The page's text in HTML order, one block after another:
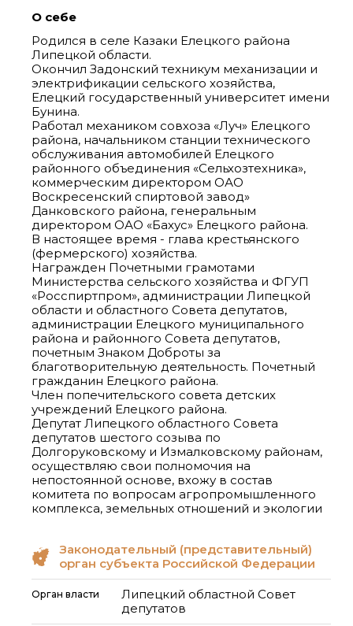
О себе
Родился в селе Казаки Елецкого района
Липецкой области.
Окончил Задонский техникум механизации и
электрификации сельского хозяйства,
Елецкий государственный университет имени
Бунина.
Работал механиком совхоза «Луч» Елецкого
района, начальником станции технического
обслуживания автомобилей Елецкого
районного объединения «Сельхозтехника»,
коммерческим директором ОАО
Воскресенский спиртовой завод»
Данковского района, генеральным
директором ОАО «Бахус» Елецкого района.
В настоящее время - глава крестьянского
(фермерского) хозяйства.
Награжден Почетными грамотами
Министерства сельского хозяйства и ФГУП
«Росспиртпром», администрации Липецкой
области и областного Совета депутатов,
администрации Елецкого муниципального
района и районного Совета депутатов,
почетным Знаком Доброты за
благотворительную деятельность. Почетный
гражданин Елецкого района.
Член попечительского совета детских
учреждений Елецкого района.
Депутат Липецкого областного Совета
депутатов шестого созыва по
Долгоруковскому и Измалковскому районам,
осуществляю свои полномочия на
непостоянной основе, вхожу в состав
комитета по вопросам агропромышленного
Законодательный (представительный)
орган субъекта Российской Федерации
Орган власти
Липецкий областной Совет
депутатов